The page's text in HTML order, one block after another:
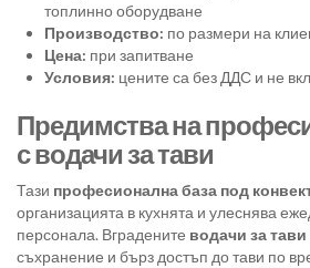
топлинно оборудване
Производство: по размери на
Цена: при запитване
Условия: цените са без ДДС и не
Предимства на
с водачи за тави
Тази професионална база под
организацията в кухнята и улеснява
персонала. Вградените водачи за тави
съхранение и бърз достъп до тави по